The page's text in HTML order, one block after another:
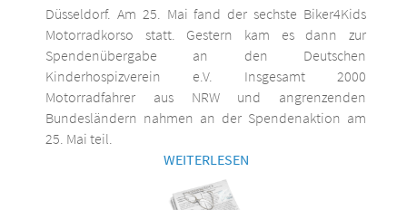
Düsseldorf. Am 25. Mai fand der sechste Biker4Kids
Motorradkorso statt. Gestern kam es dann zur
Spendenübergabe an den Deutschen
Kinderhospizverein e.V. Insgesamt 2000
Motorradfahrer aus NRW und angrenzenden
Bundesländern nahmen an der Spendenaktion am
25. Mai teil.
WEITERLESEN